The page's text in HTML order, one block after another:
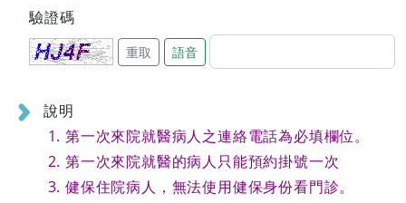
驗證碼
重取 語音
說明
第一次來院就醫病人之連絡電話為必填欄位。
第一次來院就醫的病人只能預約掛號一次
健保住院病人，無法使用健保身份看門診。